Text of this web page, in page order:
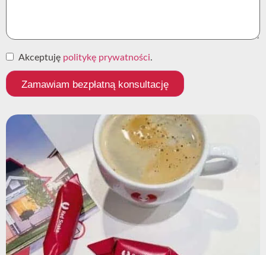
Akceptuję politykę prywatności.
Zamawiam bezpłatną konsultację